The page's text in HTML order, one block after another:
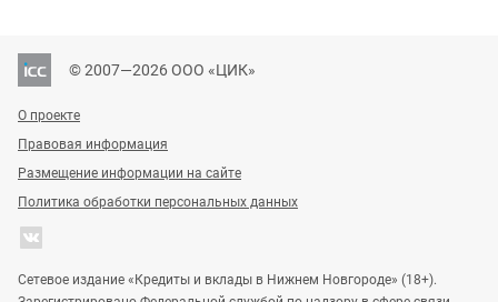
© 2007—2026 ООО «ЦИК»
О проекте
Правовая информация
Размещение информации на сайте
Политика обработки персональных данных
Сетевое издание «Кредиты и вклады в Нижнем Новгороде» (18+).